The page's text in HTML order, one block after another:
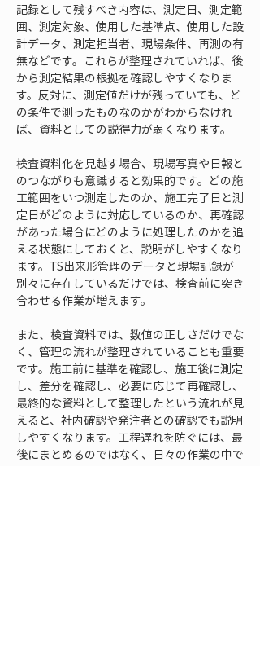
記録として残すべき内容は、測定日、測定範
囲、測定対象、使用した基準点、使用した設
計データ、測定担当者、現場条件、再測の有
無などです。これらが整理されていれば、後
から測定結果の根拠を確認しやすくなりま
す。反対に、測定値だけが残っていても、ど
の条件で測ったものなのかがわからなけれ
ば、資料としての説得力が弱くなります。
検査資料化を見越す場合、現場写真や日報と
のつながりも意識すると効果的です。どの施
工範囲をいつ測定したのか、施工完了日と測
定日がどのように対応しているのか、再確認
があった場合にどのように処理したのかを追
える状態にしておくと、説明がしやすくなり
ます。TS出来形管理のデータと現場記録が
別々に存在しているだけでは、検査前に突き
合わせる作業が増えます。
また、検査資料では、数値の正しさだけでな
く、管理の流れが整理されていることも重要
です。施工前に基準を確認し、施工後に測定
し、差分を確認し、必要に応じて再確認し、
最終的な資料として整理したという流れが見
えると、社内確認や発注者との確認でも説明
しやすくなります。工程遅れを防ぐには、最
後にまとめるのではなく、日々の作業の中で